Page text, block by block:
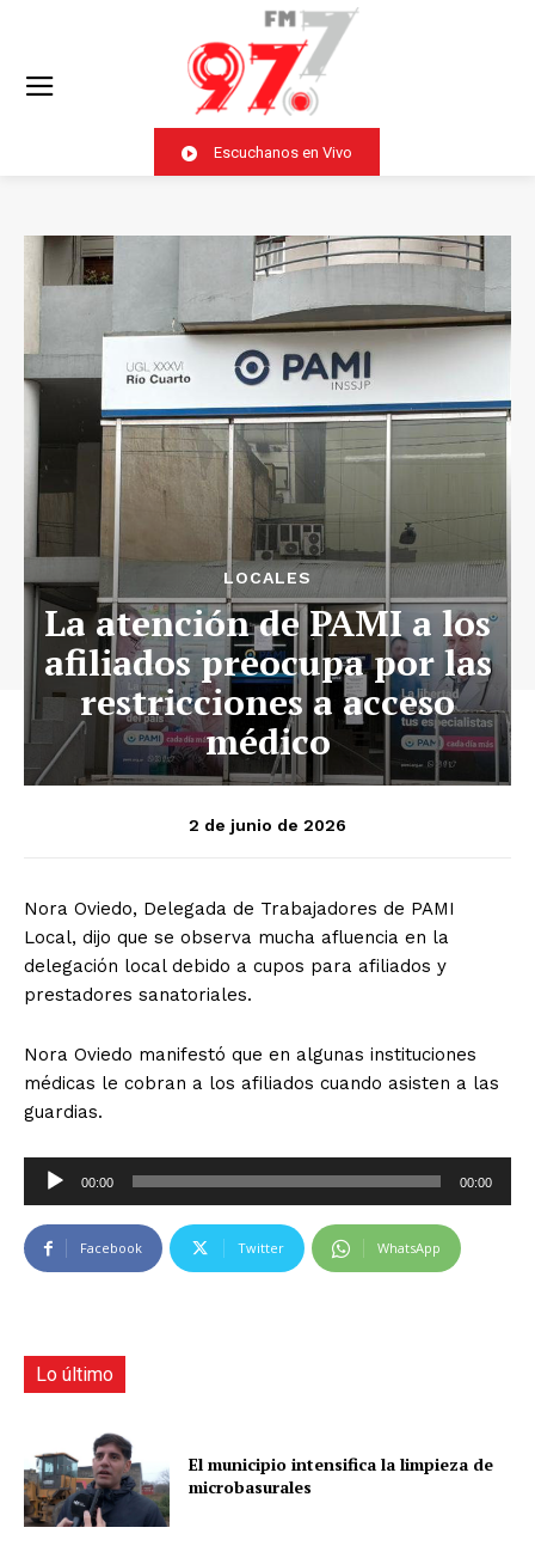
Escuchanos en Vivo
LOCALES
La atención de PAMI a los
afiliados preocupa por las
restricciones a acceso
médico
2 de junio de 2026
Nora Oviedo, Delegada de Trabajadores de PAMI
Local, dijo que se observa mucha afluencia en la
delegación local debido a cupos para afiliados y
prestadores sanatoriales.
Nora Oviedo manifestó que en algunas instituciones
médicas le cobran a los afiliados cuando asisten a las
guardias.
p
r
t
d
e
00:00 00:00
Facebook Twitter WhatsApp
Lo último
El municipio intensifica la limpieza de
microbasurales